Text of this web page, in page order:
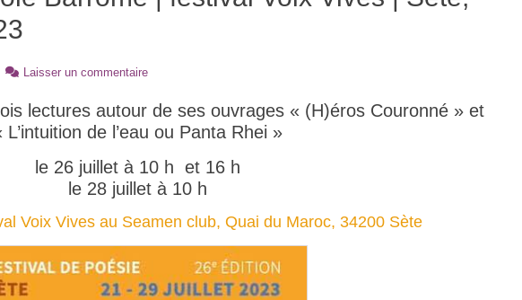
Laisser un commentaire
lectures autour de ses ouvrages « (H)éros Couronné » et
L’intuition de l’eau ou Panta Rhei »
le 26 juillet à 10 h et 16 h
le 28 juillet à 10 h
Voix Vives au Seamen club, Quai du Maroc, 34200 Sète